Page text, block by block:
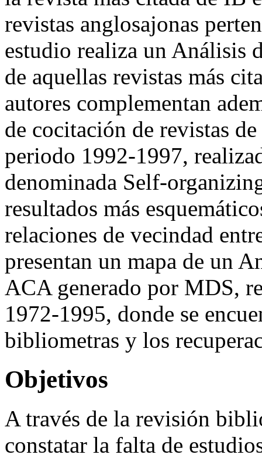
revistas anglosajonas
estudio realiza un Análisis
de aquellas revistas más
autores complementan
de cocitación de revistas
periodo 1992-1997,
denominada Self-
resultados más
relaciones de vecindad
presentan un mapa de un
ACA generado por MDS,
1972-1995, donde se
bibliometras y los
Objetivos
A través de la revisión
constatar la falta de